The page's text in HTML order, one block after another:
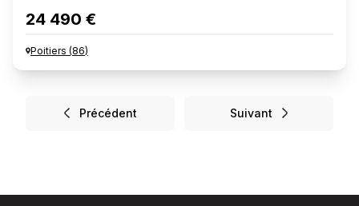
24 490 €
Poitiers (86)
Précédent Suivant